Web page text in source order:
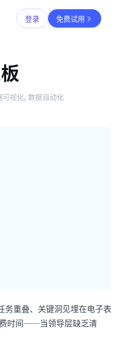
登录 免费试用
可视化, 数据自动化
务重叠、关键洞见埋在电子表
费时间——当领导层缺乏清